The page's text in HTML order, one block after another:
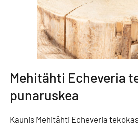
Mehitähti Echeveria
punaruskea
Kaunis Mehitähti Echeveria